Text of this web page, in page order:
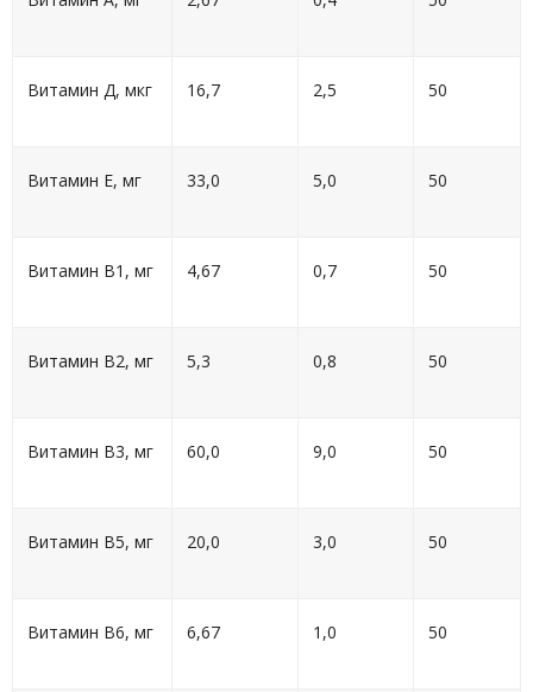
Витамин Д, мкг 16,7 2,5 50
Витамин Е, мг 33,0 5,0 50
Витамин В1, мг 4,67 0,7 50
Витамин В2, мг 5,3 0,8 50
Витамин В3, мг 60,0 9,0 50
Витамин В5, мг 20,0 3,0 50
Витамин В6, мг 6,67 1,0 50